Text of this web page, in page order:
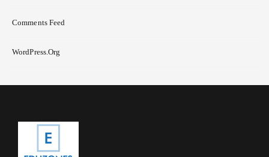
Comments Feed
WordPress.org